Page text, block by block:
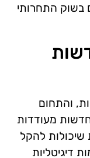
בשוק התחרותי
והתחום
חדשות מעודדות
להקל
דיגיטליות